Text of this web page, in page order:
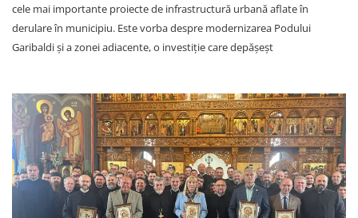
cele mai importante proiecte de infrastructură urbană aflate în
derulare în municipiu. Este vorba despre modernizarea Podului
Garibaldi și a zonei adiacente, o investiție care depășeșt